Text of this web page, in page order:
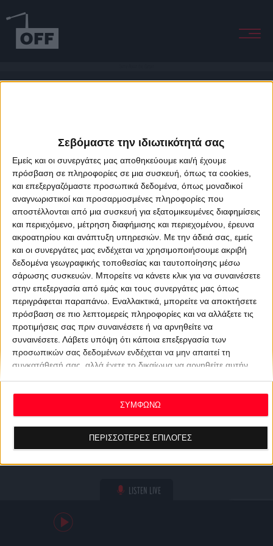
Σεβόμαστε την ιδιωτικότητά σας
Εμείς και οι συνεργάτες μας αποθηκεύουμε και/ή έχουμε
πρόσβαση σε πληροφορίες σε μια συσκευή, όπως τα cookies,
και επεξεργαζόμαστε προσωπικά δεδομένα, όπως μοναδικοί
αναγνωριστικοί και προσαρμοσμένες πληροφορίες που
αποστέλλονται από μια συσκευή για εξατομικευμένες διαφημίσεις
και περιεχόμενο, μέτρηση διαφήμισης και περιεχομένου, έρευνα
ακροατηρίου και ανάπτυξη υπηρεσιών. Με την άδειά σας, εμείς
και οι συνεργάτες μας ενδέχεται να χρησιμοποιήσουμε ακριβή
δεδομένα γεωγραφικής τοποθεσίας και ταυτοποίησης μέσω
σάρωσης συσκευών. Μπορείτε να κάνετε κλικ για να συναινέσετε
στην επεξεργασία από εμάς και τους συνεργάτες μας όπως
περιγράφεται παραπάνω. Εναλλακτικά, μπορείτε να αποκτήσετε
πρόσβαση σε πιο λεπτομερείς πληροφορίες και να αλλάξετε τις
προτιμήσεις σας πριν συναινέσετε ή να αρνηθείτε να
συναινέσετε. Λάβετε υπόψη ότι κάποια επεξεργασία των
προσωπικών σας δεδομένων ενδέχεται να μην απαιτεί τη
συγκατάθεσή σας, αλλά έχετε το δικαίωμα να αρνηθείτε αυτήν
ανακαλέσετε τη συγκατάθεσή σας ανά πάσα στιγμή
επιστρέφοντας σε αυτόν τον ιστότοπο και κάνοντας κλικ στο
κουμπί "Απορρήτου" στο κάτω μέρος της ιστοσελίδας.
ΠΕΡΙΣΣΟΤΕΡΕΣ ΕΠΙΛΟΓΕΣ
ΣΥΜΦΩΝΩ
LISTEN LIVE
About Offradio Business Class Terms & Conditions
Privacy Policy
Designed & developed byporcupine colors&Fotis Alexandrou